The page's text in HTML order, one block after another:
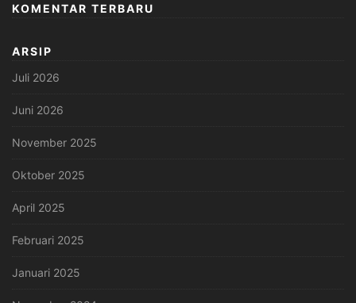
KOMENTAR TERBARU
ARSIP
Juli 2026
Juni 2026
November 2025
Oktober 2025
April 2025
Februari 2025
Januari 2025